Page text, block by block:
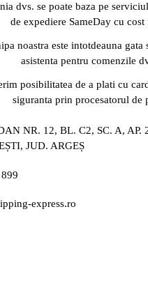
dvs. se poate baza pe
de expediere SameDay cu
noastra este intotdeauna gata
asistenta pentru comenzile
posibilitatea de a plati cu
siguranta prin procesatorul de
NR. 12, BL. C2, SC. A, AP.
JUD. ARGEȘ
express.ro